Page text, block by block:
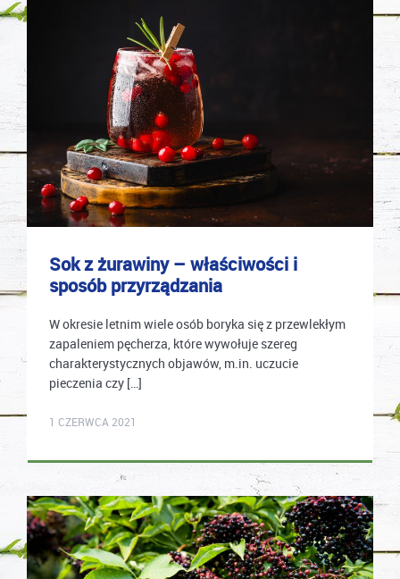
Sok z żurawiny – właściwości i
sposób przyrządzania
W okresie letnim wiele osób boryka się z przewlekłym
zapaleniem pęcherza, które wywołuje szereg
charakterystycznych objawów, m.in. uczucie
pieczenia czy […]
1 CZERWCA 2021